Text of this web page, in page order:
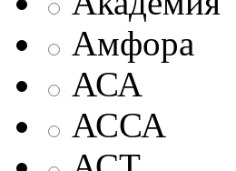
Амфора
АСА
АССА